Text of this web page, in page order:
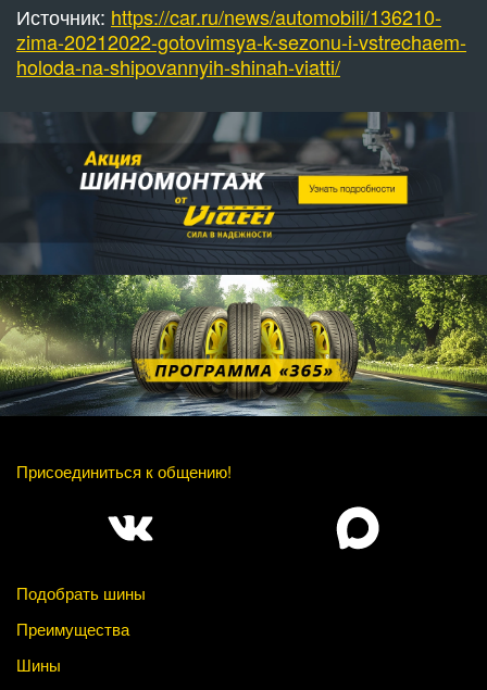
Источник: https://car.ru/news/automobili/136210-
zima-20212022-gotovimsya-k-sezonu-i-vstrechaem-
holoda-na-shipovannyih-shinah-viatti/
Присоединиться к общению!
Подобрать шины
Преимущества
Шины